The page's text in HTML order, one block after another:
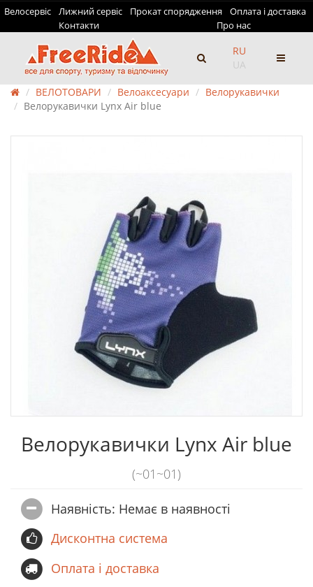
Велосервіс Лижний сервіс Прокат спорядження
Оплата і доставка
Контакти
Про нас
RU
UA
ВЕЛОТОВАРИ Велоаксесуари
Велорукавички
Велорукавички Lynx Air blue
Велорукавички Lynx Air blue
(~01~01)
Наявність: Немає в наявностi
Дисконтна система
Оплата і доставка